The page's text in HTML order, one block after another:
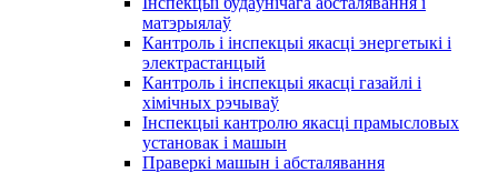
матэрыялаў
Кантроль і інспекцыі якасці энергетыкі і
электрастанцый
Кантроль і інспекцыі якасці газайлі і
хімічных рэчываў
Інспекцыі кантролю якасці прамысловых
установак і машын
Праверкі машын і абсталявання